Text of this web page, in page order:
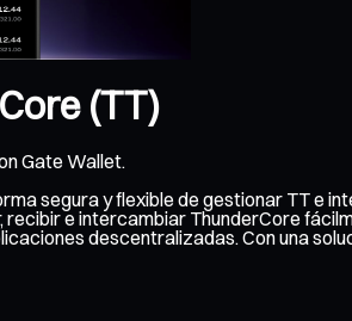
(TT)
Gate Wallet.
segura y flexible de gestionar TT e
recibir e intercambiar ThunderCore
descentralizadas. Con una